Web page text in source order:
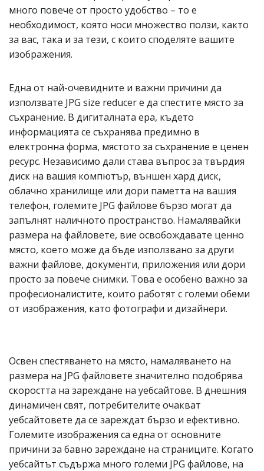
много повече от просто удобство – то е
необходимост, която носи множество ползи, както
за вас, така и за тези, с които споделяте вашите
изображения.
Една от най-очевидните и важни причини да
използвате JPG size reducer е да спестите място за
съхранение. В дигиталната ера, където
информацията се съхранява предимно в
електронна форма, мястото за съхранение е ценен
ресурс. Независимо дали става въпрос за твърдия
диск на вашия компютър, външен хард диск,
облачно хранилище или дори паметта на вашия
телефон, големите JPG файлове бързо могат да
запълнят наличното пространство. Намалявайки
размера на файловете, вие освобождавате ценно
място, което може да бъде използвано за други
важни файлове, документи, приложения или дори
просто за повече снимки. Това е особено важно за
професионалистите, които работят с големи обеми
от изображения, като фотографи и дизайнери.
Освен спестяването на място, намаляването на
размера на JPG файловете значително подобрява
скоростта на зареждане на уебсайтове. В днешния
динамичен свят, потребителите очакват
уебсайтовете да се зареждат бързо и ефективно.
Големите изображения са една от основните
причини за бавно зареждане на страниците. Когато
уебсайтът съдържа много големи JPG файлове, на